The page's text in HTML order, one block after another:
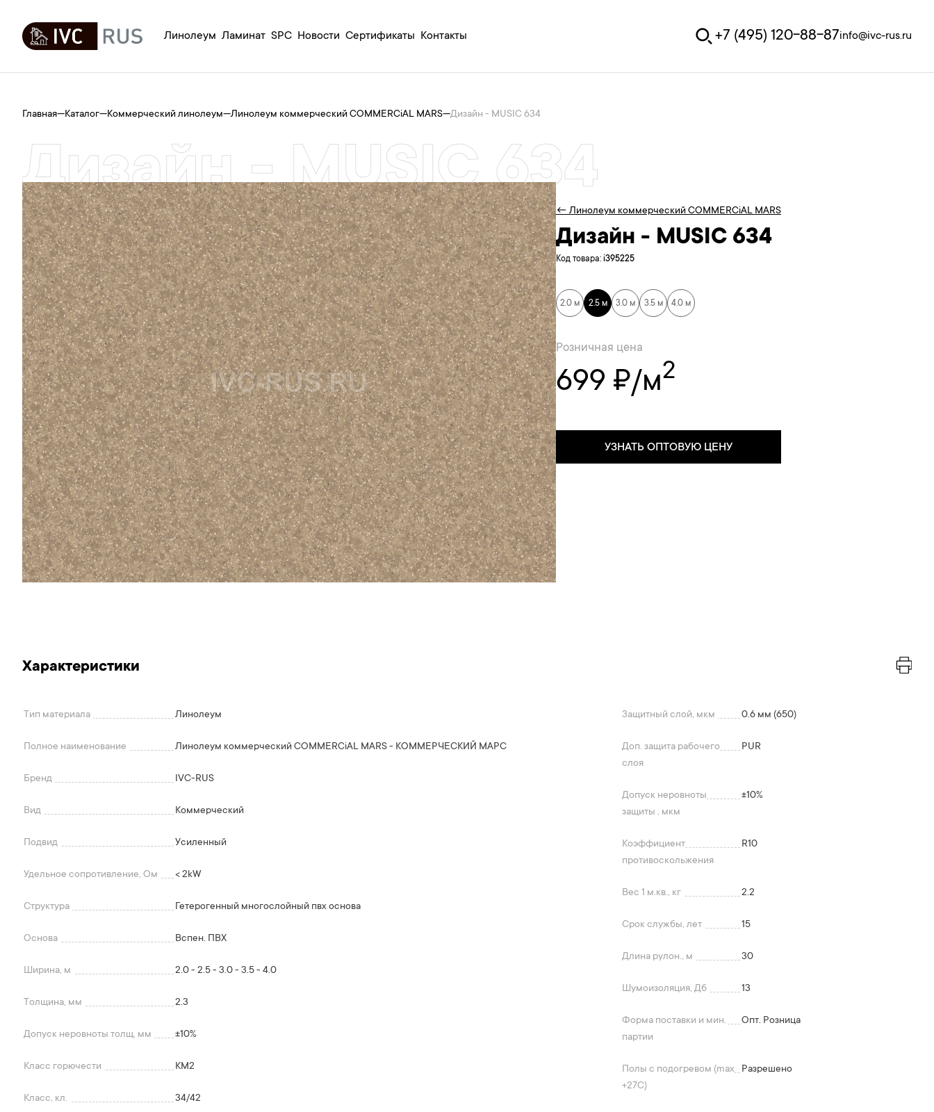
Линолеум Ламинат SPC Новости Сертификаты Контакты +7 (495) 120-88-87info@ivc-rus.ru
Главная—Каталог—Коммерческий линолеум—Линолеум коммерческий COMMERCiAL MARS—Дизайн - MUSIC 634
Дизайн - MUSIC 634
← Линолеум коммерческий COMMERCiAL MARS
Дизайн - MUSIC 634
Код товара: i395225
2.0 м 2.5 м 3.0 м 3.5 м 4.0 м
Розничная цена
699 ₽/м2
УЗНАТЬ ОПТОВУЮ ЦЕНУ
Характеристики
Тип материала Линолеум
Полное наименование Линолеум коммерческий COMMERCiAL MARS - КОММЕРЧЕСКИЙ МАРС
Бренд IVC-RUS
Вид Коммерческий
Подвид Усиленный
Удельное сопротивление, Ом < 2kW
Структура Гетерогенный многослойный пвх основа
Основа Вспен. ПВХ
Ширина, м 2.0 - 2.5 - 3.0 - 3.5 - 4.0
Толщина, мм 2.3
Допуск неровноты толщ, мм +-10%
Класс горючести КМ2
Класс, кл. 34/42
Защитный слой, мкм 0.6 мм (650)
Доп. защита рабочего
слоя
PUR
Допуск неровноты
защиты , мкм
+-10%
Коэффициент
противоскольжения
R10
Вес 1 м.кв., кг 2.2
Срок службы, лет 15
Длина рулон., м 30
Шумоизоляция, Дб 13
Форма поставки и мин.
партии
Опт. Розница
Полы с подогревом (max
+27C)
Разрешено